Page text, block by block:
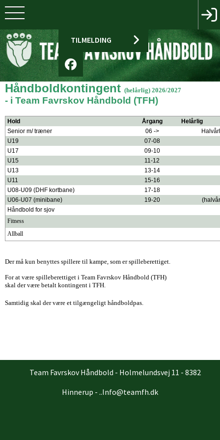
TILMELDING
Håndboldkontingent (helårlig) 2026/2027
- i Team Favrskov Håndbold (TFH)
Hold Årgang
Helårlig
Senior m/ træner
06 ->
U19
07-08
U17
09-10
U15
11-12
U13
13-14
U11
15-16
U08-U09 (DHF kortbane)
17-18
U06-U07 (minibane)
19-20
Håndbold for sjov
Fitness
Allball
Der må kun benyttes spillere til kampe, som er spilleberettiget.
For at være spilleberettiget i Team Favrskov Håndbold (TFH)
skal der være betalt kontingent i TFH.
Samtidig skal der være et tilgængeligt håndboldpas.
Team Favrskov Håndbold - Holmelundsvej 11 - 8382
Hinnerup - ..Info@teamfh.dk